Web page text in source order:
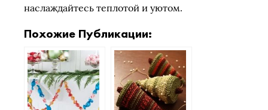
наслаждайтесь теплотой и уютом.
Похожие Публикации: